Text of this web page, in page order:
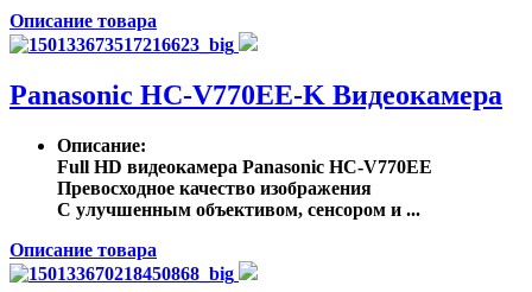
Описание товара
Panasonic HC-V770EE-K Видеокамера
Описание:
Full HD видеокамера Panasonic HC-V770EE
Превосходное качество изображения
С улучшенным объективом, сенсором и ...
Описание товара